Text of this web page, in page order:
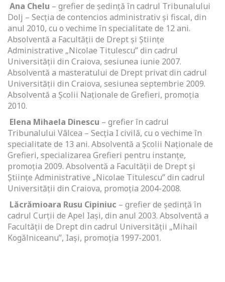
Ana Chelu – grefier de ședință în cadrul Tribunalului
Dolj – Secția de contencios administrativ și fiscal, din
anul 2010, cu o vechime în specialitate de 12 ani.
Absolventă a Facultății de Drept și Științe
Administrative „Nicolae Titulescu” din cadrul
Universității din Craiova, sesiunea iunie 2007.
Absolventă a masteratului de Drept privat din cadrul
Universității din Craiova, sesiunea septembrie 2009.
Absolventă a Școlii Naționale de Grefieri, promoția
2010.
Elena Mihaela Dinescu – grefier în cadrul
Tribunalului Vâlcea – Secția I civilă, cu o vechime în
specialitate de 13 ani. Absolventă a Școlii Naționale de
Grefieri, specializarea Grefieri pentru instanțe,
promoția 2009. Absolventă a Facultății de Drept și
Științe Administrative „Nicolae Titulescu” din cadrul
Universității din Craiova, promoția 2004-2008.
Lăcrămioara Rusu Cipiniuc – grefier de ședință în
cadrul Curții de Apel Iași, din anul 2003. Absolventă a
Facultății de Drept din cadrul Universității „Mihail
Kogălniceanu”, Iași, promoția 1997-2001.